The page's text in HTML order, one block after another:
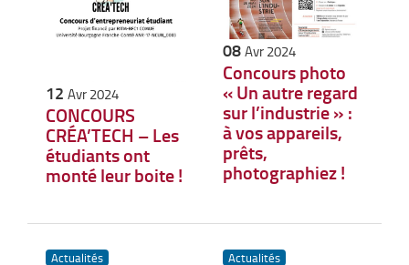
12 Avr 2024
CONCOURS
CRÉA’TECH – Les
étudiants ont
monté leur boite !
08Avr 2024
Concours photo
« Un autre regard
sur l’industrie » :
à vos appareils,
prêts,
photographiez !
Actualités Actualités